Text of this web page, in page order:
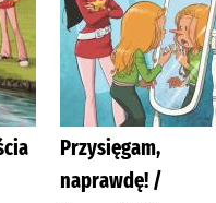
Przysięgam,
naprawdę! /